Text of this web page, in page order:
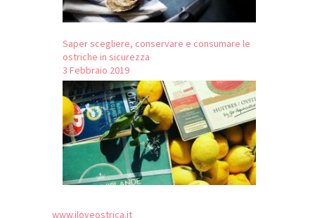
Saper scegliere, conservare e consumare le
ostriche in sicurezza
3 Febbraio 2019
www.iloveostrica.it